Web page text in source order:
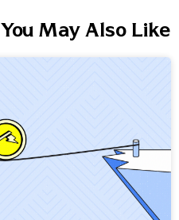
You May Also Like